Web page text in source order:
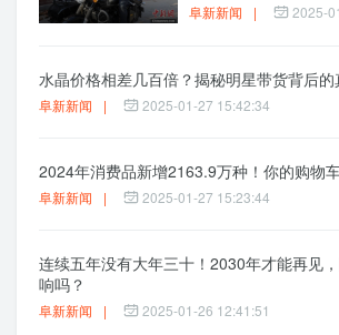
阜新新闻 | 2025-
水晶价格相差几百倍？揭秘明星带货背后
阜新新闻 | 2025-01-27 15:42:34
2024年消费品新增2163.9万种！你的购物
阜新新闻 | 2025-01-27 15:23:44
连续五年没有大年三十！2030年才能再见
响吗？
阜新新闻 | 2025-01-26 12:41:51